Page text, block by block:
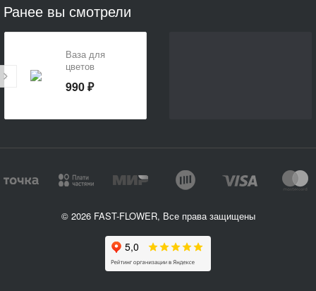
Ранее вы смотрели
Ваза для
цветов
990 ₽
© 2026 FAST-FLOWER, Все права защищены